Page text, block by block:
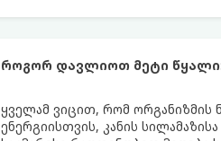
როგორ დავლიოთ მეტი
ყველამ ვიცით, რომ
ენერგიისთვის, კანის